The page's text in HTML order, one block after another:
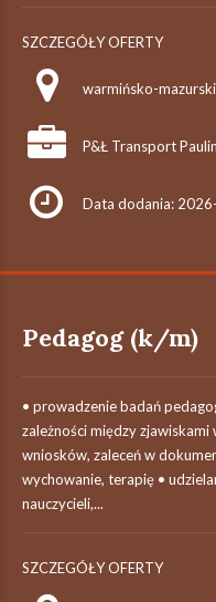
SZCZEGÓŁY OFERTY
warmińsko-
P&Ł Transport
Data dodania:
Pedagog (k/m)
• prowadzenie badań
zależności między
wniosków, zaleceń w
wychowanie, terapię •
nauczycieli,...
SZCZEGÓŁY OFERTY